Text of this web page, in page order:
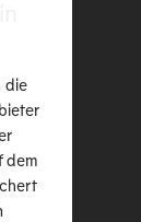
die
dem